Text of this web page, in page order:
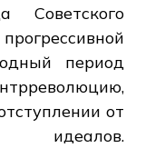
Советского
период
от
идеалов.